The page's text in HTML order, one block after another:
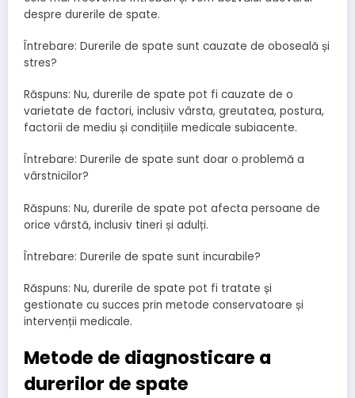
despre durerile de spate.
Întrebare: Durerile de spate sunt cauzate de oboseală și
stres?
Răspuns: Nu, durerile de spate pot fi cauzate de o
varietate de factori, inclusiv vârsta, greutatea, postura,
factorii de mediu și condițiile medicale subiacente.
Întrebare: Durerile de spate sunt doar o problemă a
vârstnicilor?
Răspuns: Nu, durerile de spate pot afecta persoane de
orice vârstă, inclusiv tineri și adulți.
Întrebare: Durerile de spate sunt incurabile?
Răspuns: Nu, durerile de spate pot fi tratate și
gestionate cu succes prin metode conservatoare și
intervenții medicale.
Metode de diagnosticare a
durerilor de spate